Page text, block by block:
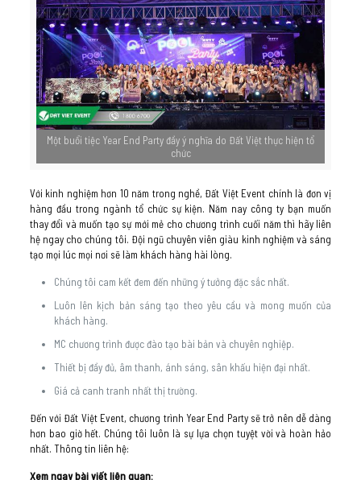
Một buổi tiệc Year End Party đầy ý nghĩa do Đất Việt thực hiện tổ
chức
Với kinh nghiệm hơn 10 năm trong nghề, Đất Việt Event chính là đơn vị
hàng đầu trong ngành tổ chức sự kiện. Năm nay công ty bạn muốn
thay đổi và muốn tạo sự mới mẻ cho chương trình cuối năm thì hãy liên
hệ ngay cho chúng tôi. Đội ngũ chuyên viên giàu kinh nghiệm và sáng
tạo mọi lúc mọi nơi sẽ làm khách hàng hài lòng.
Chúng tôi cam kết đem đến những ý tưởng đặc sắc nhất.
Luôn lên kịch bản sáng tạo theo yêu cầu và mong muốn của
khách hàng.
MC chương trình được đào tạo bài bản và chuyên nghiệp.
Thiết bị đầy đủ, âm thanh, ánh sáng, sân khấu hiện đại nhất.
Giá cả canh tranh nhất thị trường.
Đến với Đất Việt Event, chương trình Year End Party sẽ trở nên dễ dàng
hơn bao giờ hết. Chúng tôi luôn là sự lựa chọn tuyệt vời và hoàn hảo
nhất. Thông tin liên hệ:
Xem ngay bài viết liên quan: